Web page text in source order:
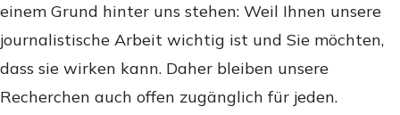
einem Grund hinter uns stehen: Weil Ihnen unsere
journalistische Arbeit wichtig ist und Sie möchten,
dass sie wirken kann. Daher bleiben unsere
Recherchen auch offen zugänglich für jeden.